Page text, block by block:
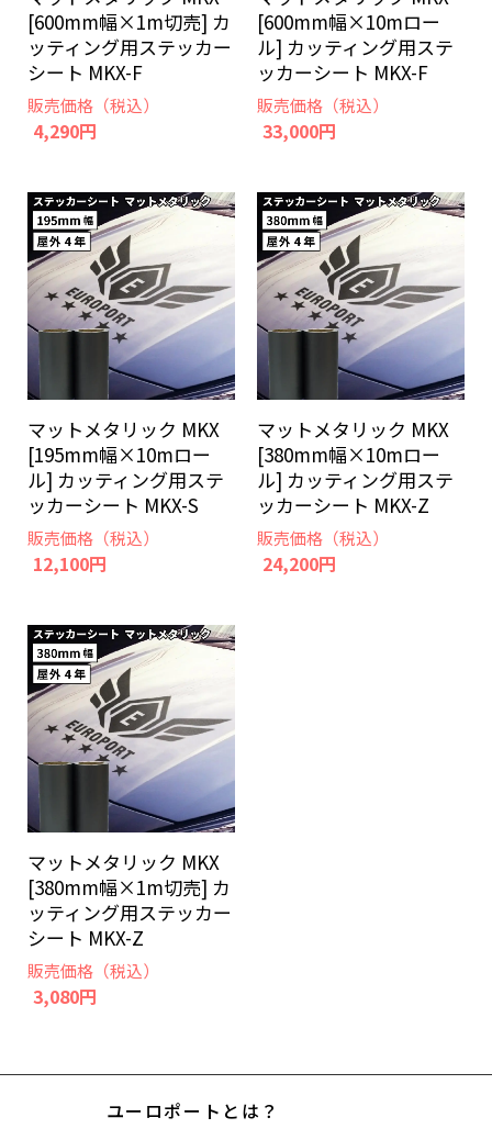
[600mm幅×1m切売] カ
ッティング用ステッカー
シート MKX-F
販売価格（税込）
4,290円
[600mm幅×10mロー
ル] カッティング用ステ
ッカーシート MKX-F
販売価格（税込）
33,000円
マットメタリック MKX
[195mm幅×10mロー
ル] カッティング用ステ
ッカーシート MKX-S
販売価格（税込）
12,100円
マットメタリック MKX
[380mm幅×10mロー
ル] カッティング用ステ
ッカーシート MKX-Z
販売価格（税込）
24,200円
マットメタリック MKX
[380mm幅×1m切売] カ
ッティング用ステッカー
シート MKX-Z
販売価格（税込）
3,080円
ユーロポートとは？